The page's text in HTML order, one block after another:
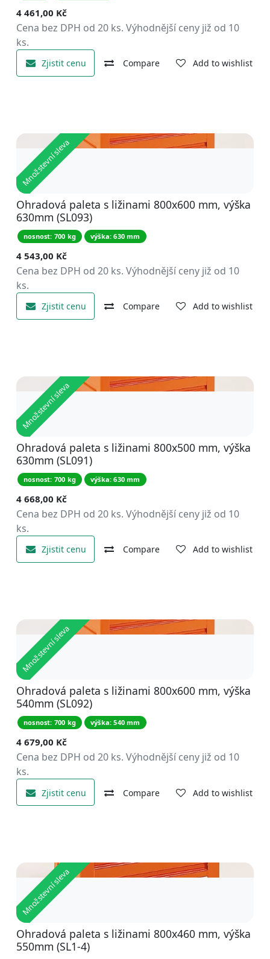
4 461,00 Kč
Cena bez DPH od 20 ks. Výhodnější ceny již od 10
ks.
Zjistit cenu Compare Add to wishlist
Množstevní sleva
Ohradová paleta s ližinami 800x600 mm, výška
630mm (SL093)
nosnost: 700 kg výška: 630 mm
4 543,00 Kč
Cena bez DPH od 20 ks. Výhodnější ceny již od 10
ks.
Zjistit cenu Compare Add to wishlist
Množstevní sleva
Ohradová paleta s ližinami 800x500 mm, výška
630mm (SL091)
nosnost: 700 kg výška: 630 mm
4 668,00 Kč
Cena bez DPH od 20 ks. Výhodnější ceny již od 10
ks.
Zjistit cenu Compare Add to wishlist
Množstevní sleva
Ohradová paleta s ližinami 800x600 mm, výška
540mm (SL092)
nosnost: 700 kg výška: 540 mm
4 679,00 Kč
Cena bez DPH od 20 ks. Výhodnější ceny již od 10
ks.
Zjistit cenu Compare Add to wishlist
Množstevní sleva
Ohradová paleta s ližinami 800x460 mm, výška
550mm (SL1-4)